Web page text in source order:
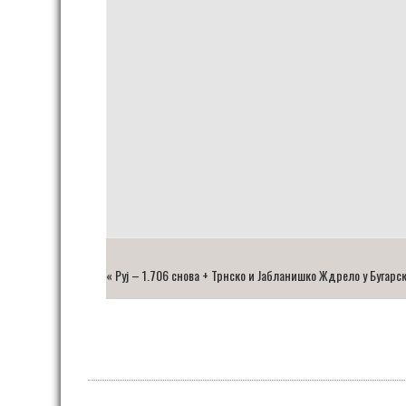
« Руј – 1.706 снова + Трнско и Јабланишко Ждрело у